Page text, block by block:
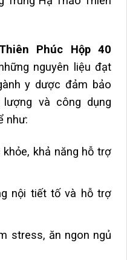
Phúc Hộp 40
nguyên liệu đạt
y dược đảm bảo
và công dụng
như:
khả năng hỗ trợ
nội tiết tố và hỗ trợ
stress, ăn ngon ngủ